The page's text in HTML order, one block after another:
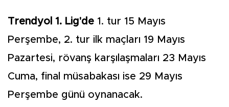
Trendyol 1. Lig'de 1. tur 15 Mayıs
Perşembe, 2. tur ilk maçları 19 Mayıs
Pazartesi, rövanş karşılaşmaları 23 Mayıs
Cuma, final müsabakası ise 29 Mayıs
Perşembe günü oynanacak.